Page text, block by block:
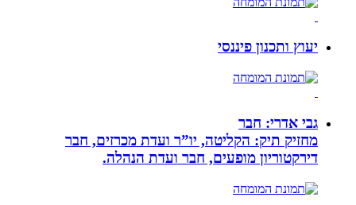
יעוץ ותכנון פיננסי
גבי אדרי: חבר
מחזיק תיק: הקליטה, יו”ר ועדת מכרזים, חבר
דירקטוריון מופעים, חבר ועדת הנהלה.